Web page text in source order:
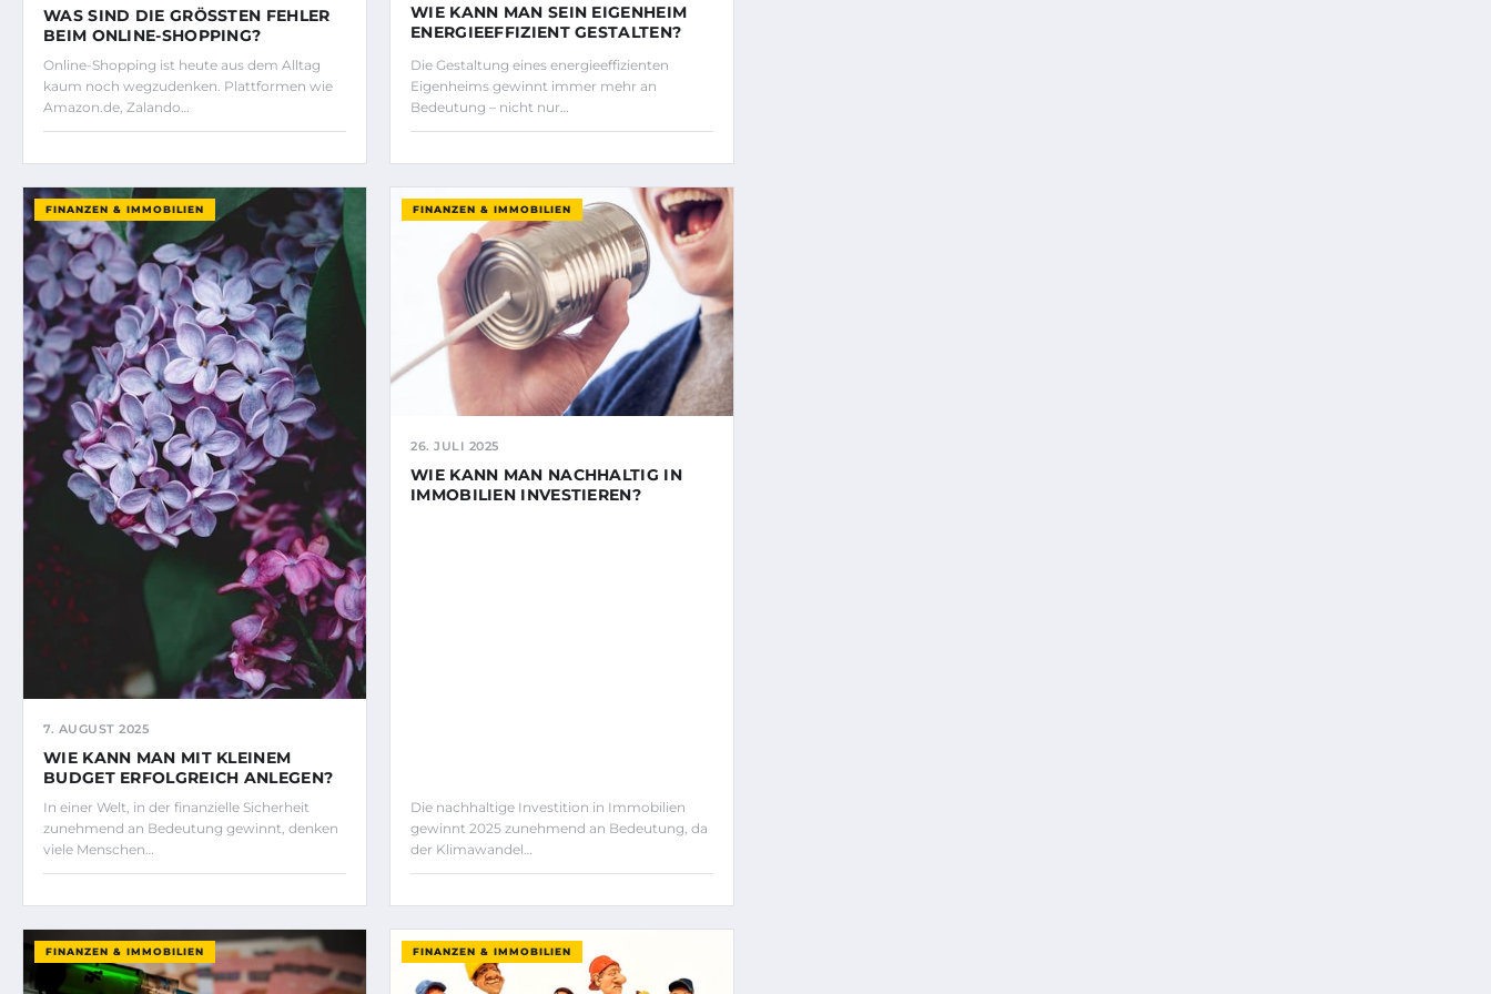
WAS SIND DIE GRÖSSTEN FEHLER B
EIM ONLINE-SHOPPING?
Online-Shopping ist heute aus dem Alltag
kaum noch wegzudenken. Plattformen wie
Amazon.de, Zalando…
WIE KANN MAN SEIN EIGENHEIM
ENERGIEEFFIZIENT GESTALTEN?
Die Gestaltung eines energieeffizienten
Eigenheims gewinnt immer mehr an
Bedeutung – nicht nur…
FINANZEN & IMMOBILIEN
7. AUGUST 2025
WIE KANN MAN MIT KLEINEM
BUDGET ERFOLGREICH ANLEGEN?
In einer Welt, in der finanzielle Sicherheit
zunehmend an Bedeutung gewinnt, denken
viele Menschen…
FINANZEN & IMMOBILIEN
26. JULI 2025
WIE KANN MAN NACHHALTIG IN
IMMOBILIEN INVESTIEREN?
Die nachhaltige Investition in Immobilien
gewinnt 2025 zunehmend an Bedeutung, da
der Klimawandel…
FINANZEN & IMMOBILIEN FINANZEN & IMMOBILIEN